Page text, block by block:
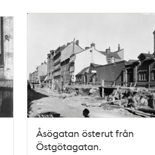
Åsögatan österut från
Östgötagatan.